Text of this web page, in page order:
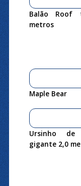
Balão Roof
metros
Maple Bear
Ursinho de
gigante 2,0